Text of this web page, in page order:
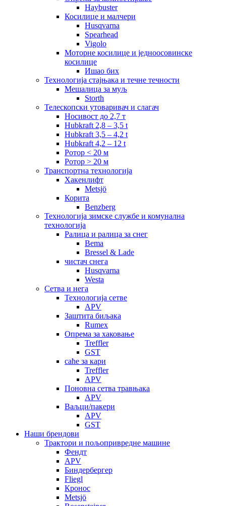
Haybuster
Косилице и малчери
Husqvarna
Spearhead
Vigolo
Моторне косилице и једноосовинске
косилице
Ишао бих
Технологија стајњака и течне течности
Мешалица за муљ
Storth
Телескопски утоваривач и слагач
Носивост до 2,7 т
Hubkraft 2,8 – 3,5 t
Hubkraft 3,5 – 4,2 t
Hubkraft 4,2 – 12 t
Ротор < 20 м
Ротор > 20 м
Транспортна технологија
Хакенлифт
Metsjö
Корита
Benzberg
Технологија зимске службе и комунална
технологија
Ралица и ралица за снег
Bema
Bressel & Lade
чистач снега
Husqvarna
Westa
Сетва и нега
Технологија сетве
APV
Заштита биљака
Rumex
Опрема за хаковање
Treffler
GST
саће за кари
Treffler
APV
Поновна сетва травњака
APV
Ваљци/пакери
APV
GST
Наши брендови
Трактори и пољопривредне машине
Фендт
APV
Биндербергер
Fliegl
Кронос
Metsjö